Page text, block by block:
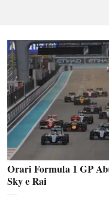
Orari Formula 1 GP
Sky e Rai